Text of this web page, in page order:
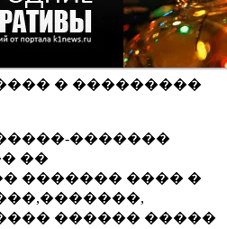
� ���������
�������
��
������� ���� �
������ �����